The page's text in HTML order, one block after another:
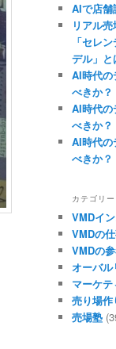
AIで店舗
リアル
「セレ
デル」と
AI時代の
べきか？
AI時代の
べきか？
AI時代の
べきか？
カテゴリー
VMDイ
VMDの
VMDの
オーバル
マーケ
売り場
売場塾